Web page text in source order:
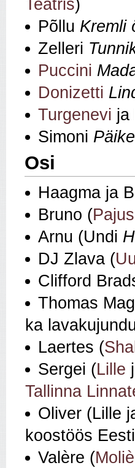
Teatris)
Põllu Kremli
Zelleri
Puccini
Donizetti
Turgenevi ja
Simoni
Osi
Haagma ja
Bruno (
Arnu (Undi
DJ Zlava (
Clifford
Thomas
ka
Laertes (
Sergei (Lille
Tallinna
Oliver (Lille
koostöös
Valère (